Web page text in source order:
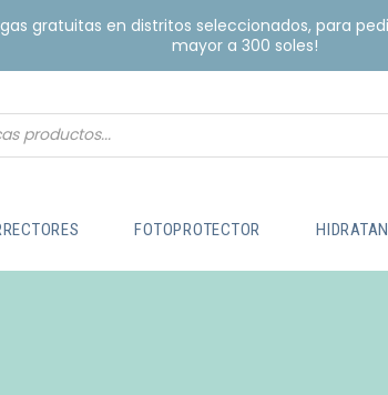
gratuitas en distritos seleccionados, para
mayor a 300 soles!
FOTOPROTECTOR